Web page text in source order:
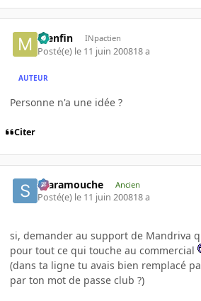
menfin INpactien
Posté(e) le 11 juin 200818 a
AUTEUR
Personne n'a une idée ?
Citer
Scaramouche Ancien
Posté(e) le 11 juin 200818 a
si, demander au support de Mandriva
pour tout ce qui touche au commercial
(dans ta ligne tu avais bien remplacé
par ton mot de passe club ?)